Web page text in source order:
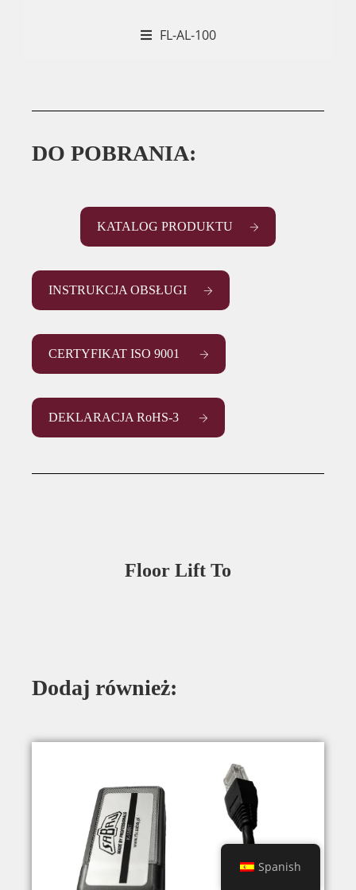
FL-AL-100
DO POBRANIA:
KATALOG PRODUKTU
INSTRUKCJA OBSŁUGI
CERTYFIKAT ISO 9001
DEKLARACJA RoHS-3
Floor Lift To
Dodaj również:
Spanish